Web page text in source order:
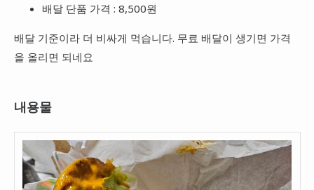
배달 단품 가격 : 8,500원
배달 기준이라 더 비싸게 먹습니다. 무료 배달이 생기면 가격
을 올리면 되네요
내용물